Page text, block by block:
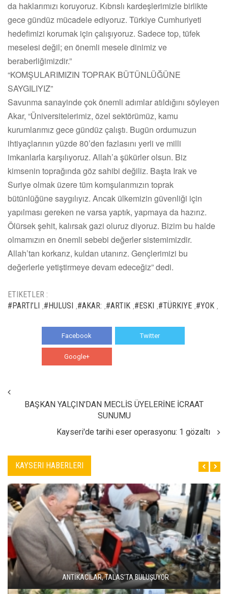
da haklarımızı koruyoruz. Kıbrıslı kardeşlerimizle birlikte
gece gündüz mücadele ediyoruz. Türkiye Cumhuriyeti
hedefimizi korumak için çalışıyoruz. Sadece top, tüfek
meselesi değil; en önemli mesele dinimiz ve
beraberliğimizdir.”
“KOMŞULARIMIZIN TOPRAK BÜTÜNLÜĞÜNE
SAYGILIYIZ”
Savunma sanayinde çok önemli adımlar atıldığını söyleyen
Akar, “Üniversitelerimiz, özel sektörümüz, kamu
kurumlarımız gece gündüz çalıştı. Bugün ordumuzun
ihtiyaçlarının yüzde 80’den fazlasını yerli ve milli
imkanlarla karşılıyoruz. Allah’a şükürler olsun. Biz
kimsenin toprağında göz sahibi değiliz. Başta Irak ve
Suriye olmak üzere tüm komşularımızın toprak
bütünlüğüne saygılıyız. Ancak ülkemizin güvenliği için
yapılması gereken ne varsa yaptık, yapmaya da hazırız.
Ölürsek şehit, kalırsak gazi oluruz diyoruz. Bizim bu halde
olmamızın en önemli sebebi değerler sistemimizdir.
Allah’tan korkarız, kuldan utanırız. Gençlerimizi bu
değerlerle yetiştirmeye devam edeceğiz” dedi.
ETIKETLER :
#PARTI’LI #HULUSI #AKAR: #ARTIK #ESKI #TÜRKIYE #YOK
Facebook Twitter
Google+
BAŞKAN YALÇIN'DAN MECLİS ÜYELERİNE İCRAAT
SUNUMU
Kayseri'de tarihi eser operasyonu: 1 gözaltı
KAYSERI HABERLERI
ANTİKACILAR, TALAS’TA BULUŞUYOR